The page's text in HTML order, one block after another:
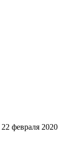
22 февраля 2020